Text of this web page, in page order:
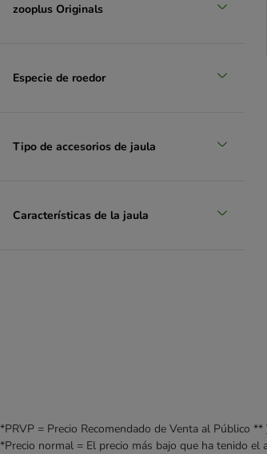
zooplus Originals
Especie de roedor
Tipo de accesorios de jaula
Características de la jaula
*PRVP = Precio Recomendado de Venta al Público **
*Precio normal = El precio más bajo que ha tenido